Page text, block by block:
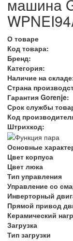
машина
О товаре
Код товара:
Бренд:
Категория:
Наличие на
Страна
Гарантия Gorenje:
Срок службы
Код
Штрихкод:
Основные
Цвет корпуса
Цвет люка
Тип управления
Управление со
Инверторный
Прямой привод
Керамический
Загрузка
Тип загрузки